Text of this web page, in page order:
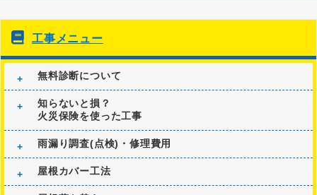
工事メニュー
無料診断について
知らないと損？
火災保険を使った工事
雨漏り調査(点検)・修理費用
屋根カバー工法